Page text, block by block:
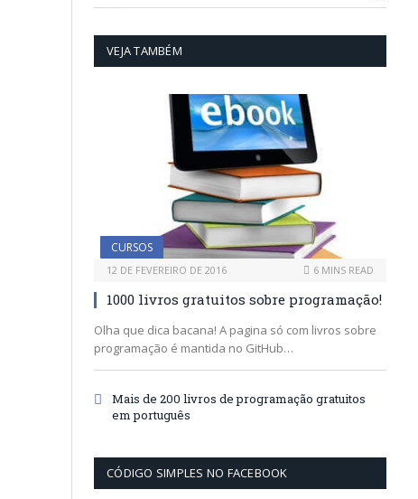
VEJA TAMBÉM
CURSOS
12 DE FEVEREIRO DE 2016 6 MINS READ
1000 livros gratuitos sobre programação!
Olha que dica bacana! A pagina só com livros sobre
programação é mantida no GitHub…
Mais de 200 livros de programação gratuitos
em português
CÓDIGO SIMPLES NO FACEBOOK